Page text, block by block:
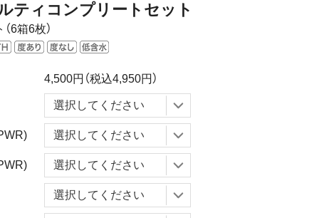
ティコンプリートセット
6箱6枚）
4,500円 （税込4,950円）